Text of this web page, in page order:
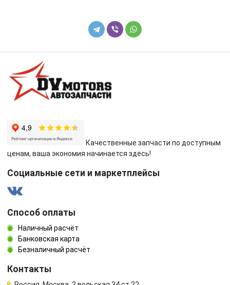
Качественные запчасти по доступным
ценам, ваша экономия начинается здесь!
Социальные сети и маркетплейсы
Способ оплаты
Наличный расчёт
Банковская карта
Безналичный расчёт
Контакты